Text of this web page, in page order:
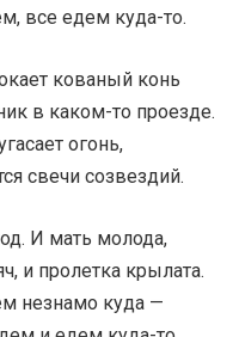
все едем куда-то.
кованый конь
в каком-то проезде.
огонь,
свечи созвездий.
И мать молода,
и пролетка крылата.
незнамо куда —